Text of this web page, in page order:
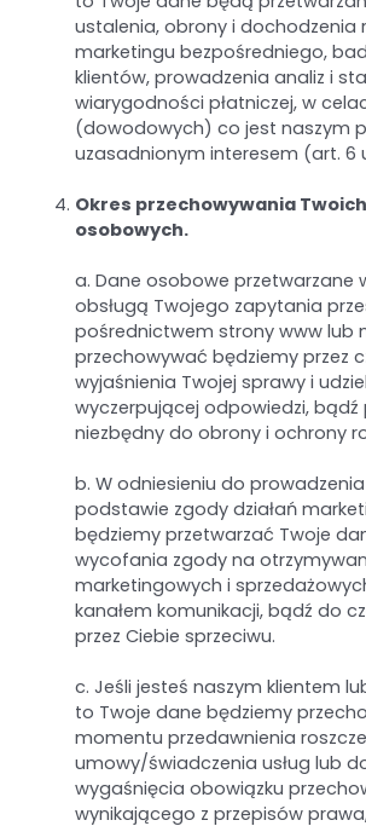
ustalenia, obrony i dochodzenia
marketingu bezpośredniego,
klientów, prowadzenia analiz i
wiarygodności płatniczej, w
(dowodowych) co jest naszym
uzasadnionym interesem (art. 6
Okres przechowywania
osobowych.
a. Dane osobowe przetwarzane
obsługą Twojego zapytania
pośrednictwem strony www lub
przechowywać będziemy przez
wyjaśnienia Twojej sprawy i
wyczerpującej odpowiedzi, bądź
niezbędny do obrony i ochrony
b. W odniesieniu do
podstawie zgody działań
będziemy przetwarzać Twoje
wycofania zgody na
marketingowych i
kanałem komunikacji, bądź do
przez Ciebie sprzeciwu.
c. Jeśli jesteś naszym klientem
to Twoje dane będziemy
momentu przedawnienia
umowy/świadczenia usług lub
wygaśnięcia obowiązku
wynikającego z przepisów